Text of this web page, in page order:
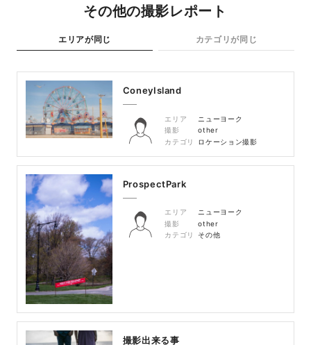
その他の撮影レポート
エリアが同じ カテゴリが同じ
ConeyIsland
エリア
ニューヨーク
撮影
other
カテゴリ
ロケーション撮影
ProspectPark
エリア
ニューヨーク
撮影
other
カテゴリ
その他
撮影出来る事